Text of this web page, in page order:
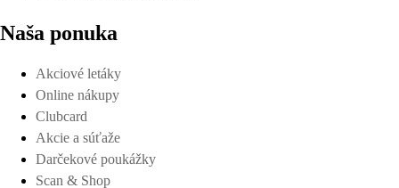
Naša ponuka
Akciové letáky
Online nákupy
Clubcard
Akcie a súťaže
Darčekové poukážky
Scan & Shop